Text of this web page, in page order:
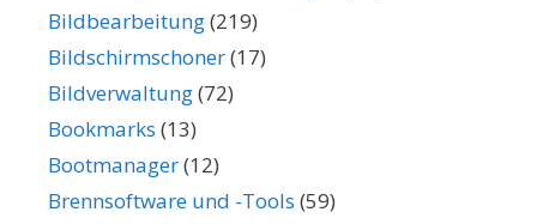
Bildbearbeitung(219)
Bildschirmschoner(17)
Bildverwaltung(72)
Bookmarks (13)
Bootmanager(12)
Brennsoftware und -Tools (59)